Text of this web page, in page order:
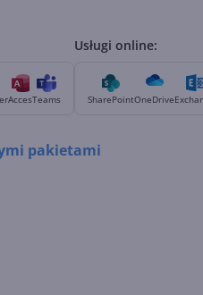
AccesTeams
Usługi online:
SharePointOneDrive
pakietami